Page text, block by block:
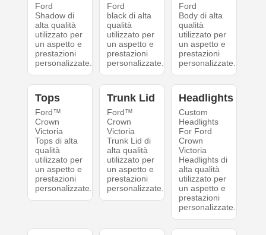
Ford
Shadow di
alta qualità
utilizzato per
un aspetto e
prestazioni
personalizzate.
Ford
black di alta
qualità
utilizzato per
un aspetto e
prestazioni
personalizzate.
Ford
Body di alta
qualità
utilizzato per
un aspetto e
prestazioni
personalizzate.
Tops
Ford™
Crown
Victoria
Tops di alta
qualità
utilizzato per
un aspetto e
prestazioni
personalizzate.
Trunk Lid
Ford™
Crown
Victoria
Trunk Lid di
alta qualità
utilizzato per
un aspetto e
prestazioni
personalizzate.
Headlights
Custom
Headlights
For Ford
Crown
Victoria
Headlights di
alta qualità
utilizzato per
un aspetto e
prestazioni
personalizzate.